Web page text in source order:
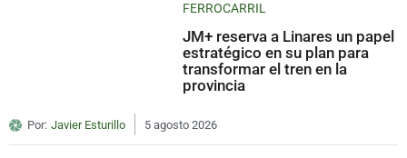
FERROCARRIL
JM+ reserva a Linares un papel
estratégico en su plan para
transformar el tren en la
provincia
Por: Javier Esturillo 5 agosto 2026